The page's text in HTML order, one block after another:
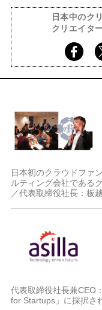
日本中のク
クリエイタ
日本初のクラウドファ
ルティング会社である
／代表取締役社長：板
代表取締役社長兼CEO
for Startups」に採択さ